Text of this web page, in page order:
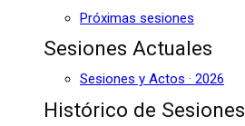
Próximas sesiones
Sesiones Actuales
Sesiones y Actos · 2026
Histórico de Sesiones